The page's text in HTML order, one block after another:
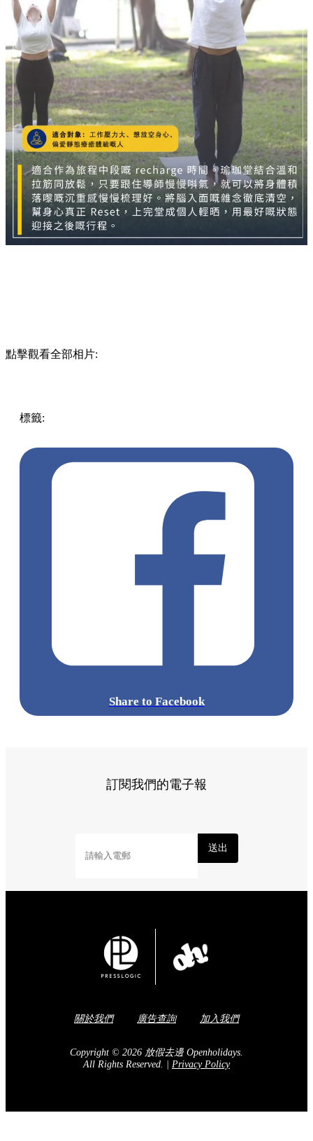
點擊觀看全部相片:
標籤:
Share to Facebook
訂閱我們的電子報
送出
關於我們 廣告查詢 加入我們
Copyright © 2026 放假去邊 Openholidays.
All Rights Reserved. | Privacy Policy